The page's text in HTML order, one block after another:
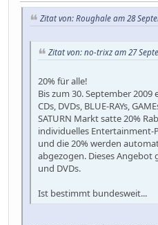
Zitat von: Roughale am 28
Zitat von: no-trixz am 27
20% für alle!
Bis zum 30. September
CDs, DVDs, BLUE-RAYs,
SATURN Markt satte 20%
individuelles Entertainment-
und die 20% werden
abgezogen. Dieses Angebot
und DVDs.
Ist bestimmt bundesweit...